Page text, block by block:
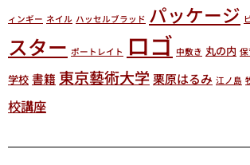
ィンギー ネイル ハッセルブラッド パッケージ
スター ポートレイト ロゴ 中敷き 丸の内 保
学校 書籍 東京藝術大学栗原はるみ 江ノ島
校講座